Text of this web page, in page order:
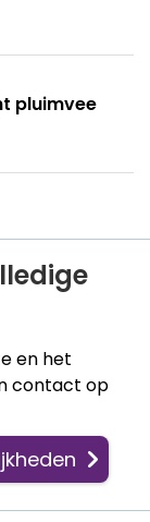
pluimvee
en het
contact op